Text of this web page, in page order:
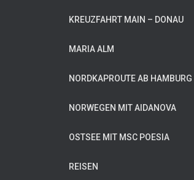
KREUZFAHRT MAIN – DONAU
MARIA ALM
NORDKAPROUTE AB HAMBURG
NORWEGEN MIT AIDANOVA
OSTSEE MIT MSC POESIA
REISEN